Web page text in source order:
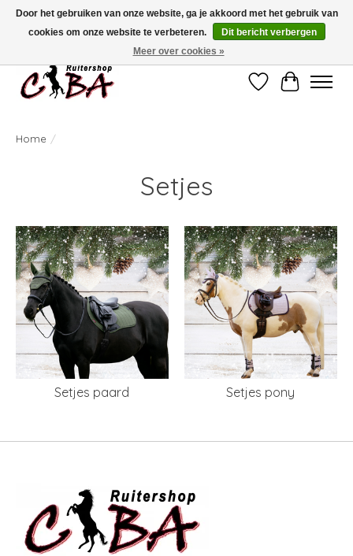
Bij vragen kan u ons contacteren op het nummer 011/60.67.34 ofciba@skynet.be
Ambachtstraat 22 A, 3530 Helchteren
Verlanglijst
Home /
Setjes
Setjes paard Setjes pony
Door het gebruiken van onze website, ga je akkoord met het gebruik van
cookies om onze website te verbeteren.
Dit bericht verbergen
Meer over cookies »